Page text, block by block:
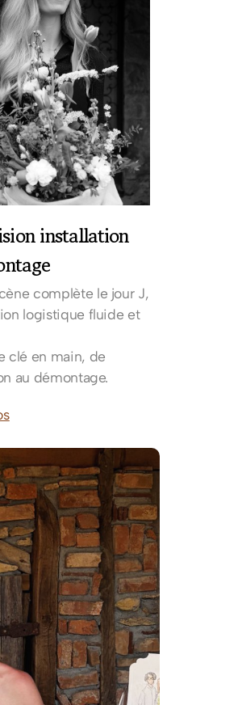
installation
complète le jour J,
logistique fluide et
clé en main, de
au démontage.